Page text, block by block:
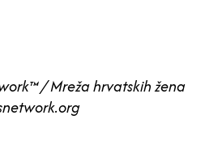
/ Mreža hrvatskih žena